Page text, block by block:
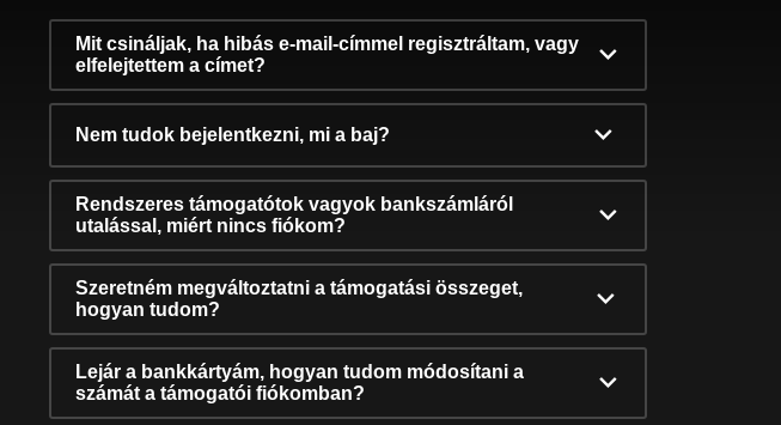
Mit csináljak, ha hibás e-mail-címmel regisztráltam, vagy
elfelejtettem a címet?
Nem tudok bejelentkezni, mi a baj?
Rendszeres támogatótok vagyok bankszámláról
utalással, miért nincs fiókom?
Szeretném megváltoztatni a támogatási összeget,
hogyan tudom?
Lejár a bankkártyám, hogyan tudom módosítani a
számát a támogatói fiókomban?